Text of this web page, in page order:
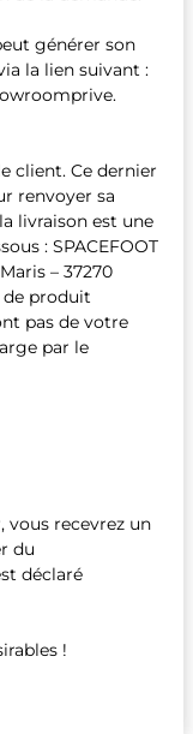
générer son
la lien suivant :
client. Ce dernier
renvoyer sa
livraison est une
: SPACEFOOT
– 37270
produit
pas de votre
par le
vous recevrez un
du
déclaré
!